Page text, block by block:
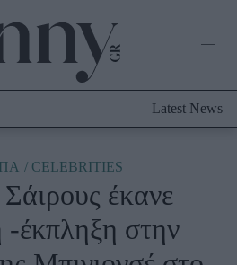
Latest News
CELEBRITIES
έκανε
-έκπληξη στην